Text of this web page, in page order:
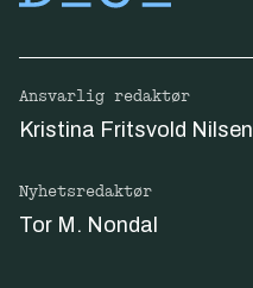
Ansvarlig redaktør
Kristina Fritsvold Nilsen
Nyhetsredaktør
Tor M. Nondal